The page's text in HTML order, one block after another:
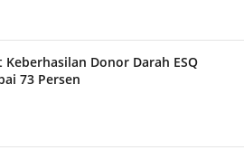
Keberhasilan Donor Darah ESQ
73 Persen